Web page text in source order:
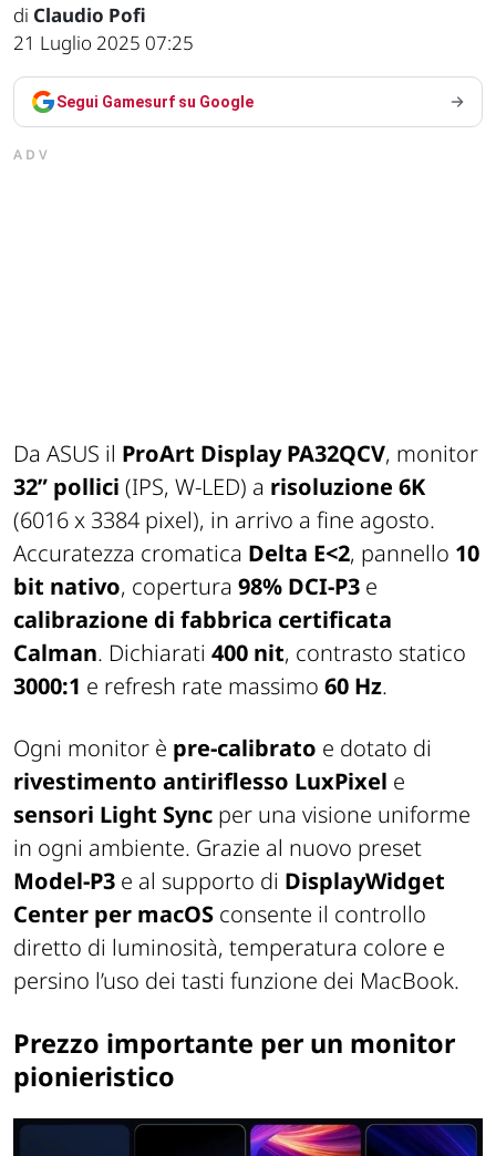
di Claudio Pofi
21 Luglio 2025 07:25
Segui Gamesurf su Google
ADV
Da ASUS il ProArt Display PA32QCV, monitor
32” pollici (IPS, W-LED) a risoluzione 6K
(6016 x 3384 pixel), in arrivo a fine agosto.
Accuratezza cromatica Delta E<2, pannello 10
bit nativo, copertura 98% DCI-P3 e
calibrazione di fabbrica certificata
Calman. Dichiarati 400 nit, contrasto statico
3000:1 e refresh rate massimo 60 Hz.
Ogni monitor è pre-calibrato e dotato di
rivestimento antiriflesso LuxPixel e
sensori Light Sync per una visione uniforme
in ogni ambiente. Grazie al nuovo preset
Model-P3 e al supporto di DisplayWidget
Center per macOS consente il controllo
diretto di luminosità, temperatura colore e
persino l’uso dei tasti funzione dei MacBook.
Prezzo importante per un monitor
pionieristico